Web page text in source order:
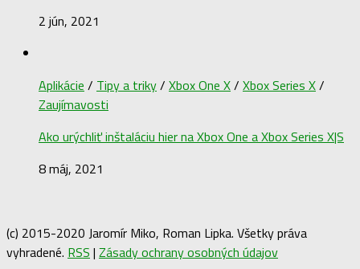
2 jún, 2021
Aplikácie / Tipy a triky/ Xbox One X/ Xbox Series X/
Zaujímavosti
Ako urýchliť inštaláciu hier na Xbox One a Xbox Series X|S
8 máj, 2021
(c) 2015-2020 Jaromír Miko, Roman Lipka. Všetky práva
vyhradené. RSS | Zásady ochrany osobných údajov